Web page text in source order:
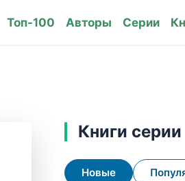
Топ-100 Авторы Серии
Книги серии
Новые